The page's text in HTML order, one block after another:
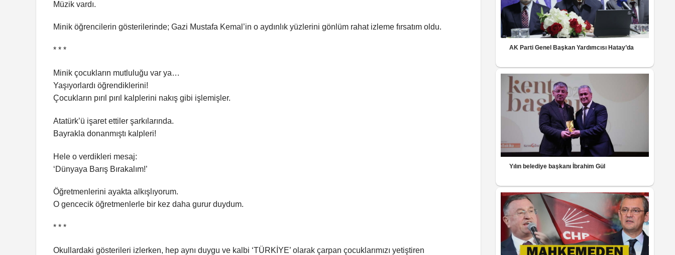
Müzik vardı.
Minik öğrencilerin gösterilerinde; Gazi Mustafa Kemal’in o aydınlık yüzlerini gönlüm rahat izleme fırsatım oldu.
* * *
Minik çocukların mutluluğu var ya…
Yaşıyorlardı öğrendiklerini!
Çocukların pırıl pırıl kalplerini nakış gibi işlemişler.
Atatürk’ü işaret ettiler şarkılarında.
Bayrakla donanmıştı kalpleri!
Hele o verdikleri mesaj:
‘Dünyaya Barış Bırakalım!’
Öğretmenlerini ayakta alkışlıyorum.
O gencecik öğretmenlerle bir kez daha gurur duydum.
* * *
Okullardaki gösterileri izlerken, hep aynı duygu ve kalbi ‘TÜRKİYE’ olarak çarpan çocuklarımızı yetiştiren
AK Parti Genel Başkan Yardımcısı Hatay’da
Yılın belediye başkanı İbrahim Gül